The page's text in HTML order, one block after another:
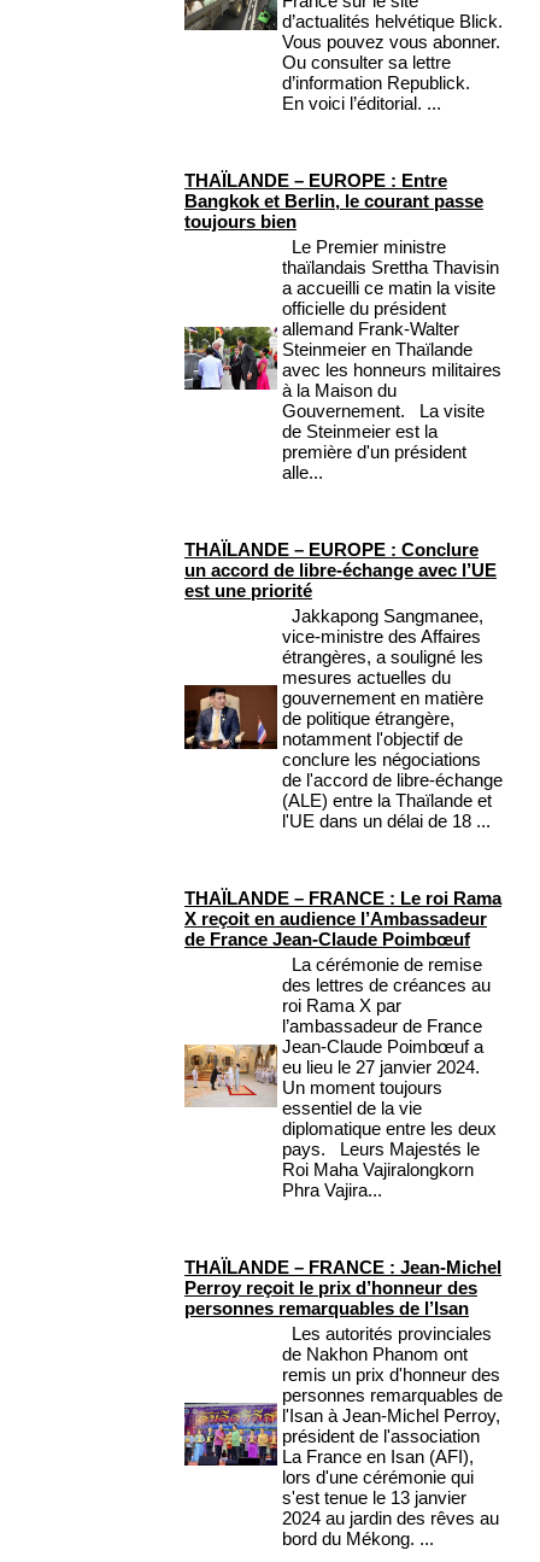
d’actualités helvétique Blick.
Vous pouvez vous abonner.
Ou consulter sa lettre
d’information Republick.
En voici l’éditorial. ...
THAÏLANDE – EUROPE : Entre
Bangkok et Berlin, le courant passe
toujours bien
Le Premier ministre
thaïlandais Srettha Thavisin
a accueilli ce matin la visite
officielle du président
allemand Frank-Walter
Steinmeier en Thaïlande
avec les honneurs militaires
à la Maison du
Gouvernement. La visite
de Steinmeier est la
première d'un président
alle...
THAÏLANDE – EUROPE : Conclure
un accord de libre-échange avec l’UE
est une priorité
Jakkapong Sangmanee,
vice-ministre des Affaires
étrangères, a souligné les
mesures actuelles du
gouvernement en matière
de politique étrangère,
notamment l'objectif de
conclure les négociations
de l'accord de libre-échange
(ALE) entre la Thaïlande et
l'UE dans un délai de 18 ...
THAÏLANDE – FRANCE : Le roi Rama
X reçoit en audience l’Ambassadeur
de France Jean-Claude Poimbœuf
La cérémonie de remise
des lettres de créances au
roi Rama X par
l’ambassadeur de France
Jean-Claude Poimbœuf a
eu lieu le 27 janvier 2024.
Un moment toujours
essentiel de la vie
diplomatique entre les deux
pays. Leurs Majestés le
Roi Maha Vajiralongkorn
Phra Vajira...
THAÏLANDE – FRANCE : Jean-Michel
Perroy reçoit le prix d’honneur des
personnes remarquables de l’Isan
Les autorités provinciales
de Nakhon Phanom ont
remis un prix d'honneur des
personnes remarquables de
l'Isan à Jean-Michel Perroy,
président de l'association
La France en Isan (AFI),
lors d'une cérémonie qui
s'est tenue le 13 janvier
2024 au jardin des rêves au
bord du Mékong. ...